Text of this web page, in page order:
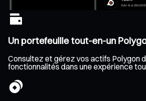
Un portefeuille tout-en-un
Consultez et gérez vos actifs Polygon
fonctionnalités dans une expérience